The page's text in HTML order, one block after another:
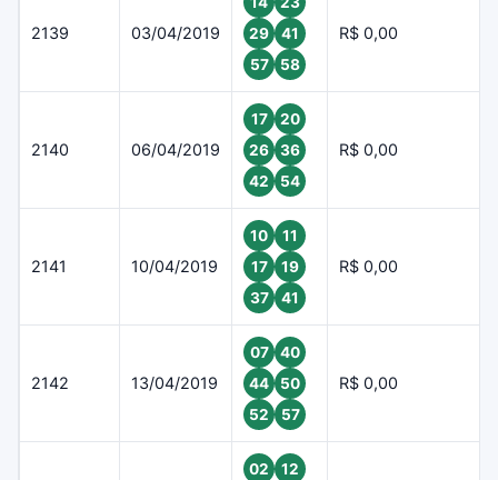
2139 03/04/2019
29
41
57
58
R$ 0,00
2140 06/04/2019
17
20
26
36
42
54
R$ 0,00
2141 10/04/2019
10
11
17
19
37
41
R$ 0,00
2142 13/04/2019
07
40
44
50
52
57
R$ 0,00
02
12